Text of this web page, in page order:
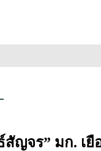
ญจร” มก. เยื